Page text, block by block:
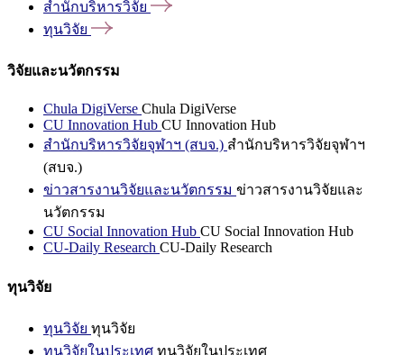
สำนักบริหารวิจัย
ทุนวิจัย
วิจัยและนวัตกรรม
Chula DigiVerse Chula DigiVerse
CU Innovation Hub CU Innovation Hub
สำนักบริหารวิจัยจุฬาฯ (สบจ.) สำนักบริหารวิจัยจุฬาฯ
(สบจ.)
ข่าวสารงานวิจัยและนวัตกรรม ข่าวสารงานวิจัยและ
นวัตกรรม
CU Social Innovation Hub CU Social Innovation Hub
CU-Daily Research CU-Daily Research
ทุนวิจัย
ทุนวิจัย ทุนวิจัย
ทุนวิจัยในประเทศ ทุนวิจัยในประเทศ